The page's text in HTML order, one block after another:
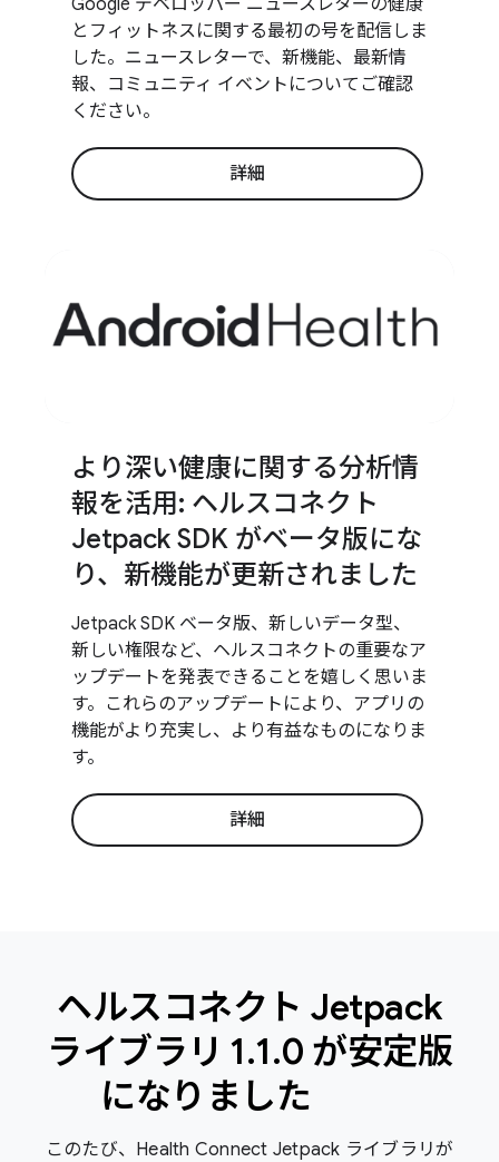
とフィットネスに関する最初の号を配信しま
した。ニュースレターで、新機能、最新情
報、コミュニティ イベントについてご確認
ください。
詳細
より深い健康に関する分析情
報を活用: ヘルスコネクト
Jetpack SDK がベータ版にな
り、新機能が更新されました
Jetpack SDK ベータ版、新しいデータ型、
新しい権限など、ヘルスコネクトの重要なア
ップデートを発表できることを嬉しく思いま
す。これらのアップデートにより、アプリの
機能がより充実し、より有益なものになりま
す。
詳細
ヘルスコネクト Jetpack
ライブラリ 1.1.0 が安定版
になりました
このたび、Health Connect Jetpack ライブラリが